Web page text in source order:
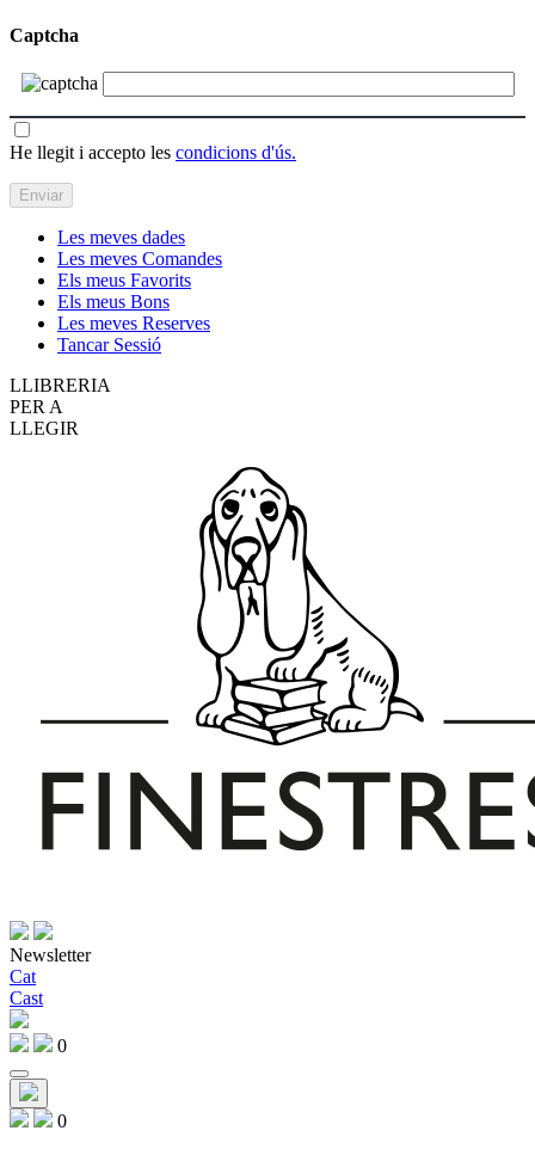
Captcha
He llegit i accepto les condicions d'ús.
Les meves dades
Les meves Comandes
Els meus Favorits
Els meus Bons
Les meves Reserves
Tancar Sessió
LLIBRERIA
PER A
LLEGIR
Newsletter
Cat
Cast
0
0